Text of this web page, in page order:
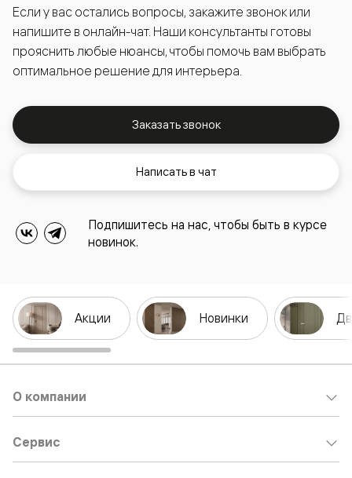
Если у вас остались вопросы, закажите звонок или
напишите в онлайн-чат. Наши консультанты готовы
прояснить любые нюансы, чтобы помочь вам выбрать
оптимальное решение для интерьера.
Заказать звонок
Написать в чат
Подпишитесь на нас, чтобы быть в курсе
новинок.
Акции Новинки
О компании
Сервис